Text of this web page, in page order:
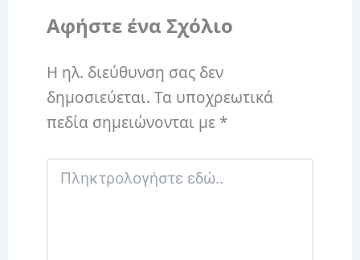
Αφήστε ένα Σχόλιο
Η ηλ. διεύθυνση σας δεν
δημοσιεύεται. Τα υποχρεωτικά
πεδία σημειώνονται με *
Πληκτρολογήστε
εδώ..